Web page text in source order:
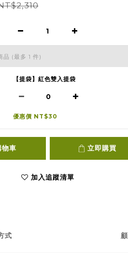
品 (最多 1 件)
【提袋】紅色雙入提袋
優惠價 NT$30
物車 立即購買
加入追蹤清單
式